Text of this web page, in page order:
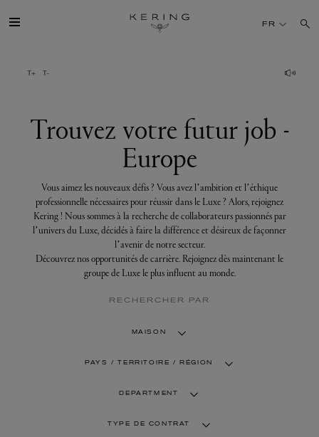
votre
futur
DÉV. DURABLE
FINANCE
PRESSE
FR
Trouvez votre futur job -
Europe
Vous aimez les nouveaux défis ? Vous avez l’ambition et l’éthique
professionnelle nécessaires pour réussir dans le Luxe ? Alors, rejoignez
Kering ! Nous sommes à la recherche de collaborateurs passionnés par
l’univers du Luxe, décidés à faire la différence et désireux de façonner
l’avenir de notre secteur.
Découvrez nos opportunités de carrière. Rejoignez dès maintenant le
groupe de Luxe le plus influent au monde.
RECHERCHER PAR
MAISON
PAYS / TERRITOIRE / RÉGION
DEPARTMENT
TYPE DE CONTRAT